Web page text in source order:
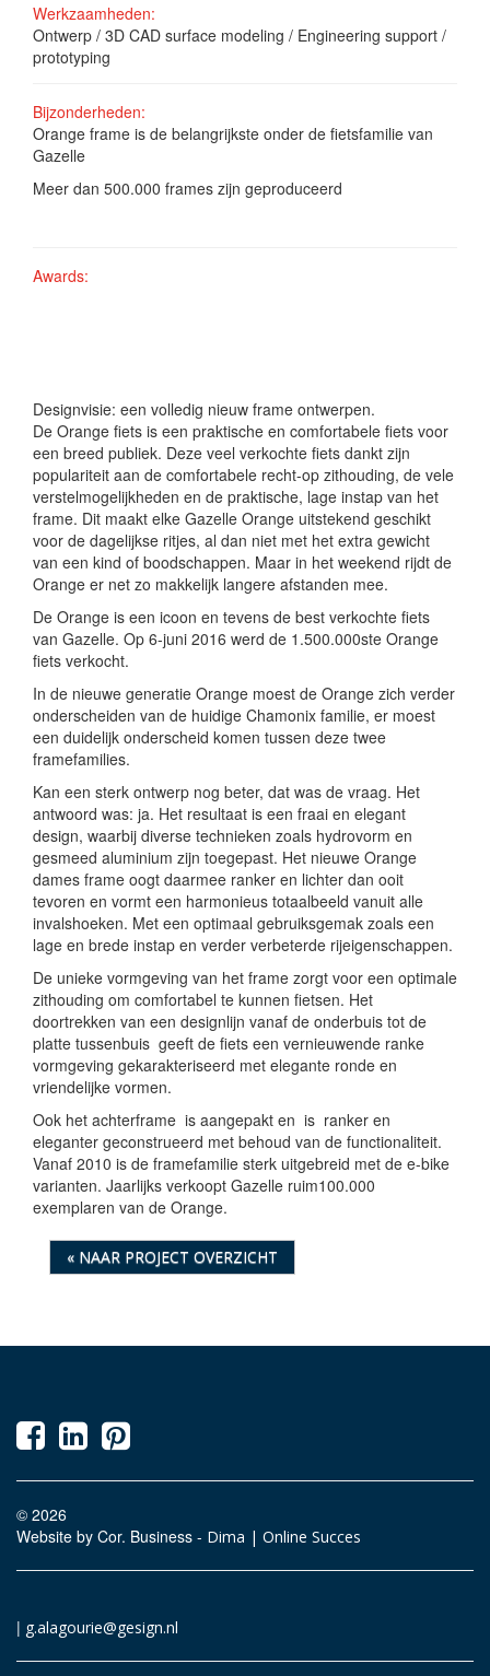
Werkzaamheden:
Ontwerp / 3D CAD surface modeling / Engineering support /
prototyping
Bijzonderheden:
Orange frame is de belangrijkste onder de fietsfamilie van
Gazelle
Meer dan 500.000 frames zijn geproduceerd
Awards:
Designvisie: een volledig nieuw frame ontwerpen.
De Orange fiets is een praktische en comfortabele fiets voor
een breed publiek. Deze veel verkochte fiets dankt zijn
populariteit aan de comfortabele recht-op zithouding, de vele
verstelmogelijkheden en de praktische, lage instap van het
frame. Dit maakt elke Gazelle Orange uitstekend geschikt
voor de dagelijkse ritjes, al dan niet met het extra gewicht
van een kind of boodschappen. Maar in het weekend rijdt de
Orange er net zo makkelijk langere afstanden mee.
De Orange is een icoon en tevens de best verkochte fiets
van Gazelle. Op 6-juni 2016 werd de 1.500.000ste Orange
fiets verkocht.
In de nieuwe generatie Orange moest de Orange zich verder
onderscheiden van de huidige Chamonix familie, er moest
een duidelijk onderscheid komen tussen deze twee
framefamilies.
Kan een sterk ontwerp nog beter, dat was de vraag. Het
antwoord was: ja. Het resultaat is een fraai en elegant
design, waarbij diverse technieken zoals hydrovorm en
gesmeed aluminium zijn toegepast. Het nieuwe Orange
dames frame oogt daarmee ranker en lichter dan ooit
tevoren en vormt een harmonieus totaalbeeld vanuit alle
invalshoeken. Met een optimaal gebruiksgemak zoals een
lage en brede instap en verder verbeterde rijeigenschappen.
De unieke vormgeving van het frame zorgt voor een optimale
zithouding om comfortabel te kunnen fietsen. Het
doortrekken van een designlijn vanaf de onderbuis tot de
platte tussenbuis geeft de fiets een vernieuwende ranke
vormgeving gekarakteriseerd met elegante ronde en
vriendelijke vormen.
Ook het achterframe is aangepakt en is ranker en
eleganter geconstrueerd met behoud van de functionaliteit.
Vanaf 2010 is de framefamilie sterk uitgebreid met de e-bike
varianten. Jaarlijks verkoopt Gazelle ruim100.000
exemplaren van de Orange.
« NAAR PROJECT OVERZICHT
© 2026
Website by Cor. Business - Dima | Online Succes
| g.alagourie@gesign.nl